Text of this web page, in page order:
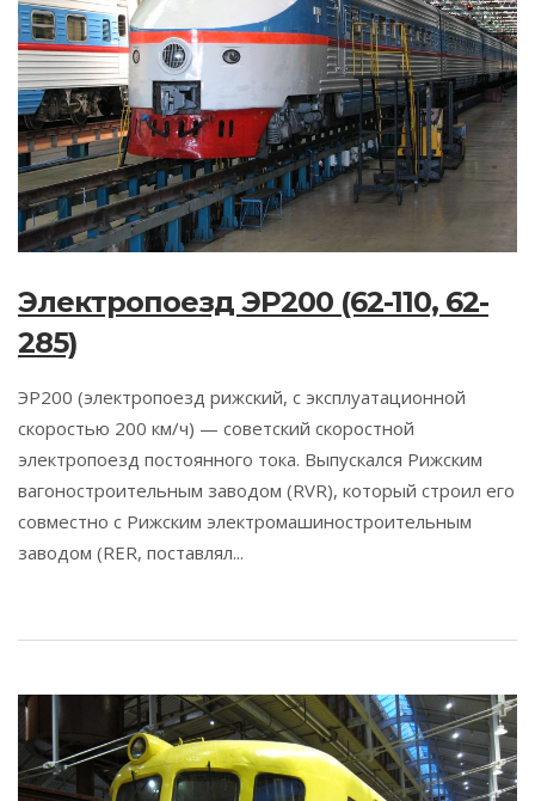
Электропоезд ЭР200 (62-110, 62-
285)
ЭР200 (электропоезд рижский, с эксплуатационной
скоростью 200 км/ч) — советский скоростной
электропоезд постоянного тока. Выпускался Рижским
вагоностроительным заводом (RVR), который строил его
совместно с Рижским электромашиностроительным
заводом (RER, поставлял...